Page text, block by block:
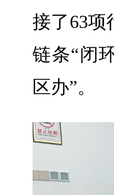
接了63项
链条“闭
区办”。